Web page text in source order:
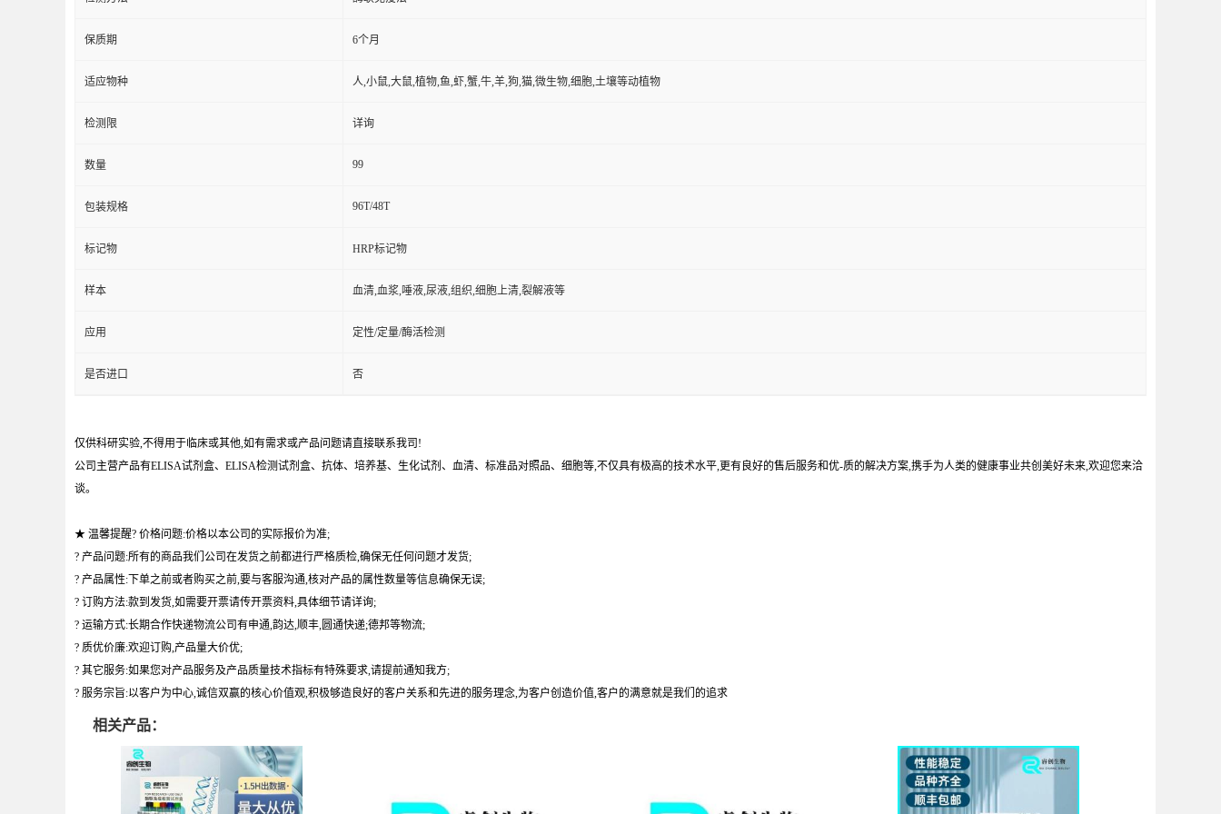
保质期 6个月
适应物种 人,小鼠,大鼠,植物,鱼,虾,蟹,牛,羊,狗,猫,微生物,细胞,土壤等动植物
检测限 详询
数量 99
包装规格 96T/48T
标记物 HRP标记物
样本 血清,血浆,唾液,尿液,组织,细胞上清,裂解液等
应用 定性/定量/酶活检测
是否进口 否
仅供科研实验,不得用于临床或其他,如有需求或产品问题请直接联系我司!
公司主营产品有ELISA试剂盒、ELISA检测试剂盒、抗体、培养基、生化试剂、血清、标准品对照品、细胞等,不仅具有极高的技术水平,更有良好的售后服务和优-质的解决方案,携手为人类的健康事业共创美好未来,欢迎您来洽
谈。
★ 温馨提醒? 价格问题:价格以本公司的实际报价为准;
? 产品问题:所有的商品我们公司在发货之前都进行严格质检,确保无任何问题才发货;
? 产品属性:下单之前或者购买之前,要与客服沟通,核对产品的属性数量等信息确保无误;
? 订购方法:款到发货,如需要开票请传开票资料,具体细节请详询;
? 运输方式:长期合作快递物流公司有申通,韵达,顺丰,圆通快递;德邦等物流;
? 质优价廉:欢迎订购,产品量大价优;
? 其它服务:如果您对产品服务及产品质量技术指标有特殊要求,请提前通知我方;
? 服务宗旨:以客户为中心,诚信双赢的核心价值观,积极够造良好的客户关系和先进的服务理念,为客户创造价值,客户的满意就是我们的追求
相关产品：